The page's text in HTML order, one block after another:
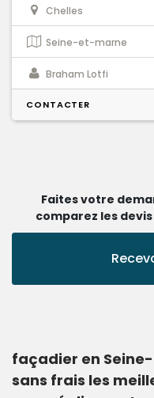
Chelles
Seine-et-marne
Braham Lotfi
CONTACTER
Faites votre
comparez les
façadier en
sans frais les